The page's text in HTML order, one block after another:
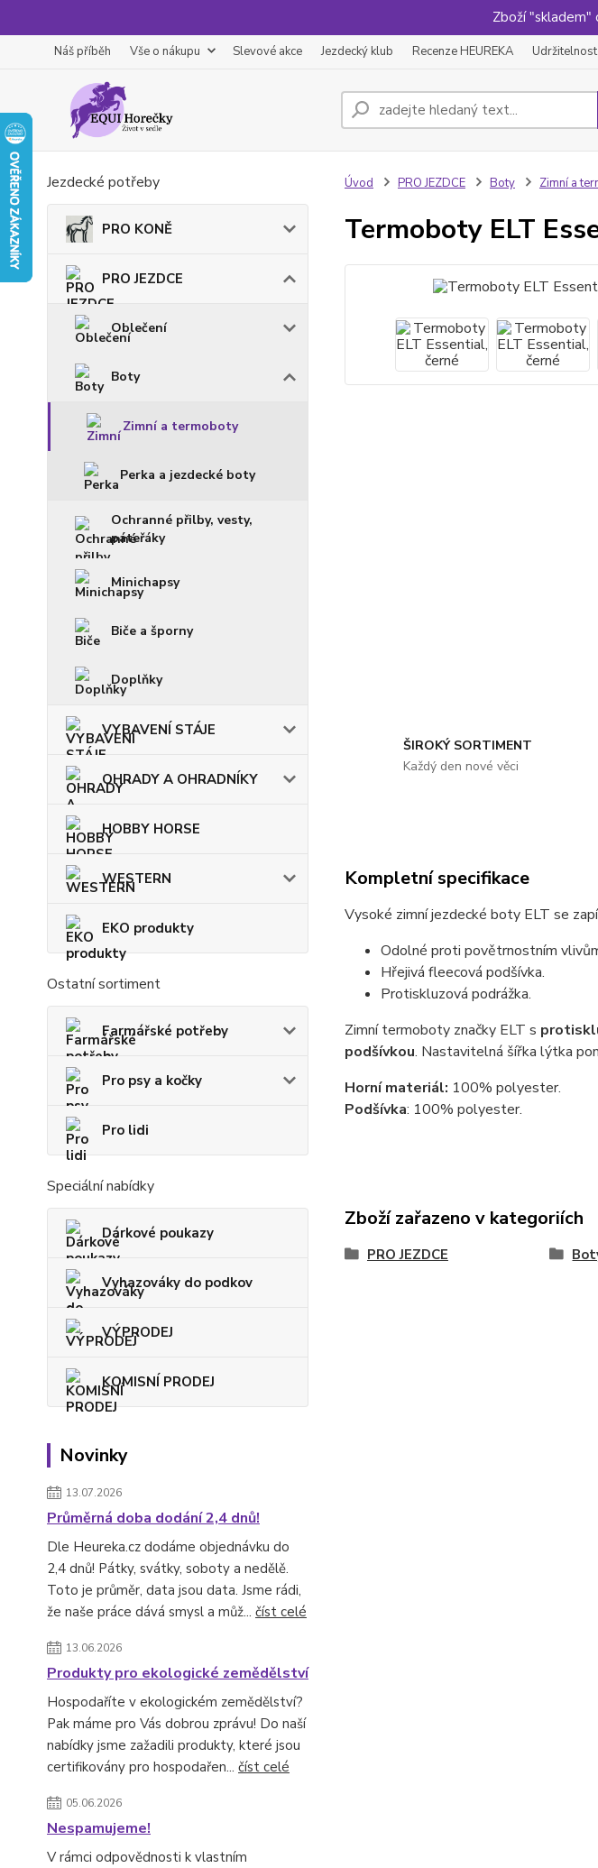
Zboží
Náš příběh Vše o nákupu Slevové akce Jezdecký klub Recenze HEUREKA Udržitelnost
Jezdecké potřeby
PRO KONĚ
PRO JEZDCE
Oblečení
Boty
Zimní a termoboty
Perka a jezdecké boty
Ochranné přilby, vesty,
páteřáky
Minichapsy
Biče a šporny
Doplňky
VYBAVENÍ STÁJE
OHRADY A OHRADNÍKY
HOBBY HORSE
WESTERN
EKO produkty
Ostatní sortiment
Farmářské potřeby
Pro psy a kočky
Pro lidi
Speciální nabídky
Dárkové poukazy
Vyhazováky do podkov
VÝPRODEJ
KOMISNÍ PRODEJ
Novinky
13.07.2026
Průměrná doba dodání 2,4 dnů!
Dle Heureka.cz dodáme objednávku do
2,4 dnů! Pátky, svátky, soboty a nedělě.
Toto je průměr, data jsou data. Jsme rádi,
že naše práce dává smysl a můž... číst celé
13.06.2026
Produkty pro ekologické zemědělství
Hospodaříte v ekologickém zemědělství?
Pak máme pro Vás dobrou zprávu! Do naší
nabídky jsme zažadili produkty, které jsou
certifikovány pro hospodařen... číst celé
05.06.2026
Nespamujeme!
V rámci odpovědnosti k vlastním
Úvod PRO JEZDCE Boty Zimní a
Termoboty ELT
ŠIROKÝ SORTIMENT
Každý den nové věci
Kompletní specifikace
Vysoké zimní jezdecké boty ELT se
Odolné proti povětrnostním
Hřejivá fleecová podšívka.
Protiskluzová podrážka.
Zimní termoboty značky ELT s
podšívkou. Nastavitelná šířka lýtka
Horní materiál: 100% polyester.
Podšívka: 100% polyester.
Zboží zařazeno v kategoriích
PRO JEZDCE